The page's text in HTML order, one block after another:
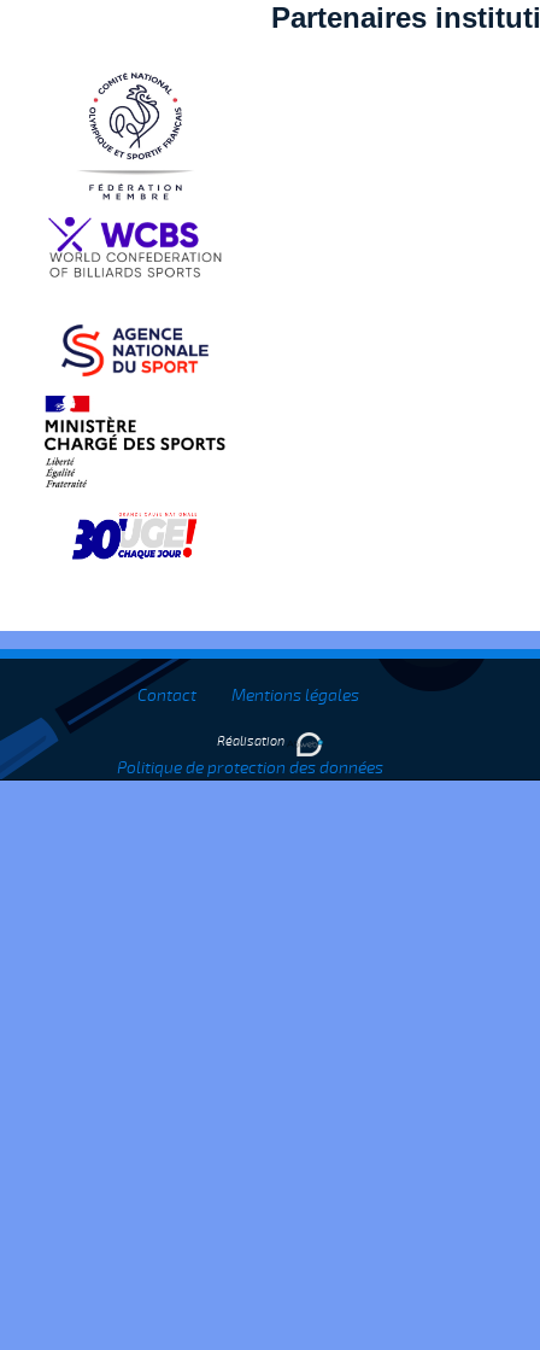
Partenaires
Contact Mentions légales
Politique de protection des données
Réalisation